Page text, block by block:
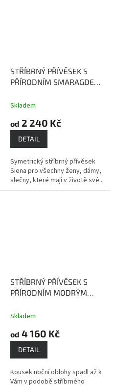
STŘÍBRNÝ PŘÍVĚSEK S
PŘÍRODNÍM SMARAGDEM
bohatství a moci
Skladem
od 2 240 Kč
DETAIL
Symetrický stříbrný přívěsek
Siena pro všechny ženy, dámy,
slečny, které mají v životě své...
STŘÍBRNÝ PŘÍVĚSEK S
PŘÍRODNÍM MODRÝM
kamenem moudrosti,
Skladem
od 4 160 Kč
DETAIL
Kousek noční oblohy spadl až k
Vám v podobě stříbrného